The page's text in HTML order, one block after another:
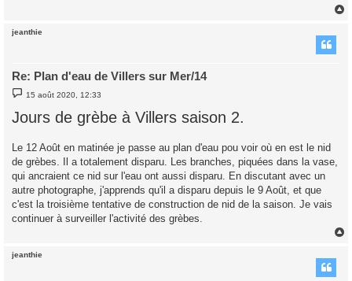
jeanthie
Re: Plan d'eau de Villers sur Mer/14
M
e
s
e
15 août 2020, 12:33
Jours de grèbe à Villers saison 2.
Le 12 Août en matinée je passe au plan d'eau pou voir où en est le nid
de grèbes. Il a totalement disparu. Les branches, piquées dans la vase,
qui ancraient ce nid sur l'eau ont aussi disparu. En discutant avec un
autre photographe, j'apprends qu'il a disparu depuis le 9 Août, et que
c'est la troisième tentative de construction de nid de la saison. Je vais
continuer à surveiller l'activité des grèbes.
jeanthie